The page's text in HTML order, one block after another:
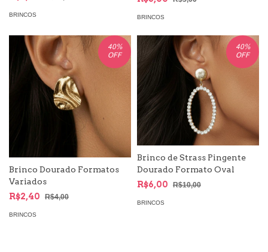
BRINCOS BRINCOS
40%
OFF
Brinco Dourado Formatos
Variados
R$2,40
R$4,00
BRINCOS
40%
OFF
Brinco de Strass Pingente
Dourado Formato Oval
R$6,00
R$10,00
BRINCOS